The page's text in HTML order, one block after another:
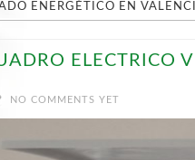
ENERGÉTICO EN
ELECTRICO
NO COMMENTS YET